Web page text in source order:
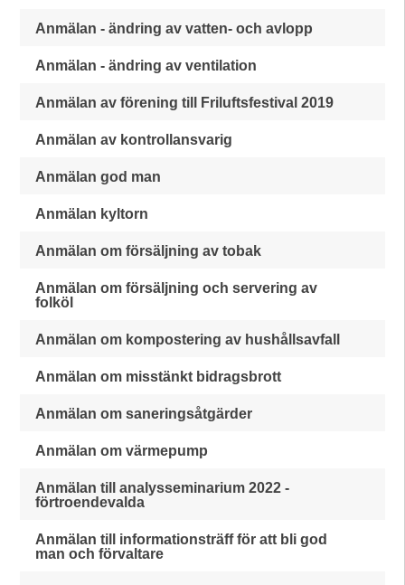
Anmälan - ändring av vatten- och avlopp
Anmälan - ändring av ventilation
Anmälan av förening till Friluftsfestival 2019
Anmälan av kontrollansvarig
Anmälan god man
Anmälan kyltorn
Anmälan om försäljning av tobak
Anmälan om försäljning och servering av
folköl
Anmälan om kompostering av hushållsavfall
Anmälan om misstänkt bidragsbrott
Anmälan om saneringsåtgärder
Anmälan om värmepump
Anmälan till analysseminarium 2022 -
förtroendevalda
Anmälan till informationsträff för att bli god
man och förvaltare